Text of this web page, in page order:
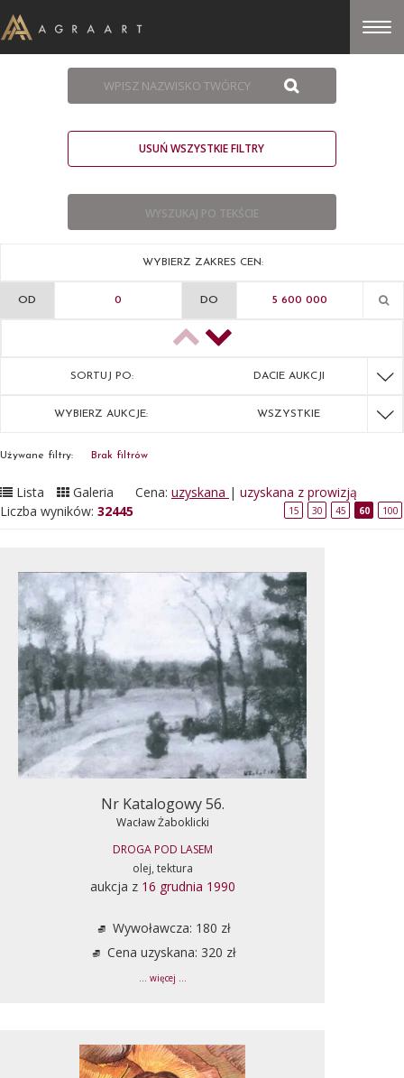
USUŃ WSZYSTKIE FILTRY
WYBIERZ ZAKRES CEN:
OD DO
SORTUJ PO: DACIE AUKCJI
WYBIERZ AUKCJE: WSZYSTKIE
Używane filtry: Brak filtrów
Lista Galeria Cena: uzyskana | uzyskana z prowizją
Liczba wyników: 32445 15 30 45 60 100
Nr Katalogowy 56.
Wacław Żaboklicki
DROGA POD LASEM
olej, tektura
aukcja z 16 grudnia 1990
Wywoławcza: 180 zł
Cena uzyskana: 320 zł
... więcej ...